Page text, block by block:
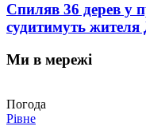
Спиляв 36 дерев у
судитимуть
Ми в мережі
Погода
Рівне